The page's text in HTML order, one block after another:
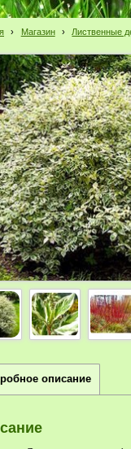
› Магазин › Лиственные
описание